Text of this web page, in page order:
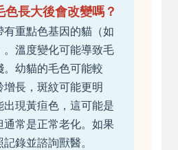
色長大後會改變嗎？
有重點色基因的貓（如
。溫度變化可能導致毛
。幼貓的毛色可能較
增長，斑紋可能更明
出現黃疸色，這可能是
通常是正常老化。如果
錄並諮詢獸醫。